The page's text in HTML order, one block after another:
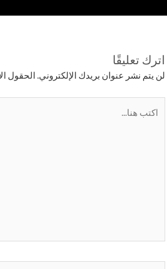
اترك تعليقًا
لن يتم نشر عنوان بريدك الإلكتروني. الحقول